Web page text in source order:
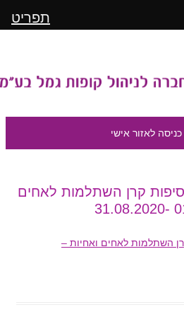
כניסה לאזור אישי
לתוכןקרן השתלמות לאחים
השתלמות לאחים ואחיות –
תפריט